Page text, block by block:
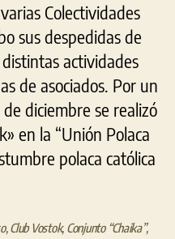
Colectividades
sus despedidas de
actividades
de asociados. Por un
diciembre se realizó
en la “Unión Polaca
polaca católica
,Club Vostok, Conjunto “Chaika”,